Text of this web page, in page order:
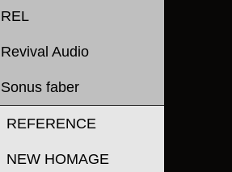
REL
Revival Audio
Sonus faber
REFERENCE
NEW HOMAGE